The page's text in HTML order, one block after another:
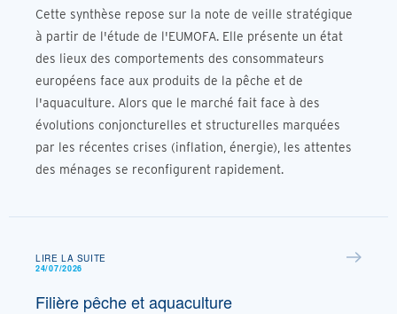
Cette synthèse repose sur la note de veille stratégique
à partir de l'étude de l'EUMOFA. Elle présente un état
des lieux des comportements des consommateurs
européens face aux produits de la pêche et de
l'aquaculture. Alors que le marché fait face à des
évolutions conjoncturelles et structurelles marquées
par les récentes crises (inflation, énergie), les attentes
des ménages se reconfigurent rapidement.
LIRE LA SUITE
24/07/2026
Filière pêche et aquaculture